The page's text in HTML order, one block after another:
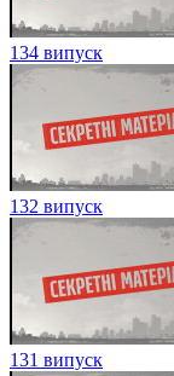
134 випуск
132 випуск
131 випуск